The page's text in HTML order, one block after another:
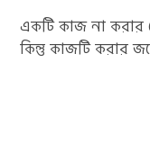
একটি কাজ না করার
কিন্তু কাজটি করার